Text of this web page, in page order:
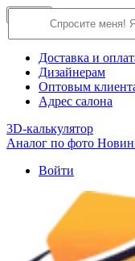
О компании
Доставка и
Дизайнерам
Оптовым
Адрес салона
3D-калькулятор
Аналог по фото
Войти